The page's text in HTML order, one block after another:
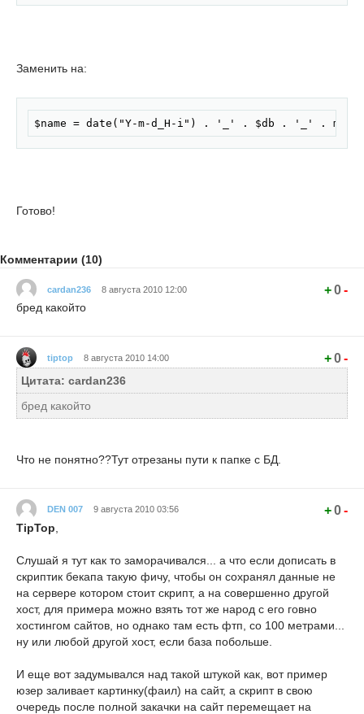
Заменить на:
$name = date("Y-m-d_H-i") . '_' . $db . '_' .
Готово!
Комментарии (10)
cardan236 8 августа 2010 12:00 +0-
бред какойто
tiptop 8 августа 2010 14:00 +0-
Цитата: cardan236
бред какойто
Что не понятно??Тут отрезаны пути к папке с БД.
DEN 007 9 августа 2010 03:56 +0-
TipTop
Слушай я тут как то заморачивался... а что если дописать в
скриптик бекапа такую фичу, чтобы он сохранял данные не
на сервере котором стоит скрипт, а на совершенно другой
хост, для примера можно взять тот же народ с его говно
хостингом сайтов, но однако там есть фтп, со 100 метрами...
ну или любой другой хост, если база побольше.
И еще вот задумывался над такой штукой как, вот пример
юзер заливает картинку(фаил) на сайт, а скрипт в свою
очередь после полной закачки на сайт перемещает на